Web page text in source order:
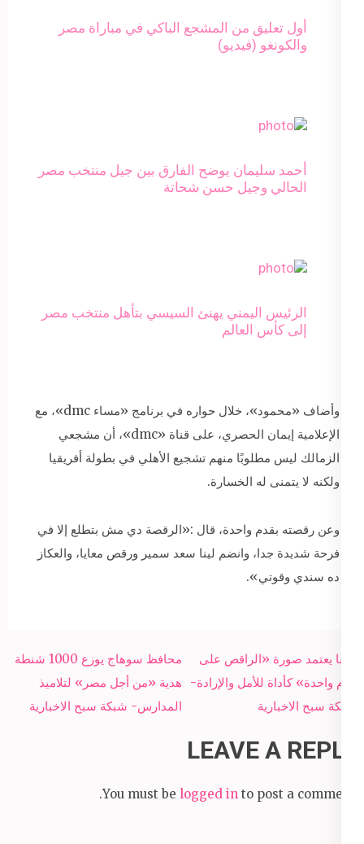
أول تعليق من المشجع الباكي في مباراة مصر
والكونغو (فيديو)
أحمد سليمان يوضح الفارق بين جيل منتخب مصر
الحالي وجيل حسن شحاتة
الرئيس اليمني يهنئ السيسي بتأهل منتخب مصر
إلى كأس العالم
وأضاف «محمود»، خلال حواره في برنامج «مساء dmc»، مع
الإعلامية إيمان الحصري، على قناة «dmc»، أن مشجعي
الزمالك ليس مطلوبًا منهم تشجيع الأهلي في بطولة أفريقيا
ولكنه لا يتمنى له الخسارة.
وعن رقصته بقدم واحدة، قال :«الرقصة دي مش بتطلع إلا في
فرحة شديدة جدا، وانضم لينا سعد سمير ورقص معايا، والعكاز
ده سندي وقوتي».
Post
navigation
محافظ سوهاج يوزع 1000 شنطة
هدية «من أجل مصر» لتلاميذ
المدارس- شبكة سبح الاخبارية
فيفا يعتمد صورة «الراقص على
قدم واحدة» كأداة للأمل والإرادة-
شبكة سبح الاخبارية
LEAVE A REPLY
You must be logged in to post a comment.